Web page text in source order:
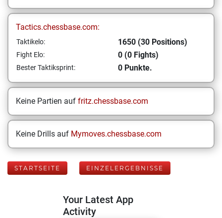
Tactics.chessbase.com:
Taktikelo: 1650 (30 Positions)
Fight Elo: 0 (0 Fights)
Bester Taktiksprint: 0 Punkte.
Keine Partien auf fritz.chessbase.com
Keine Drills auf Mymoves.chessbase.com
STARTSEITE EINZELERGEBNISSE
Your Latest App
Activity